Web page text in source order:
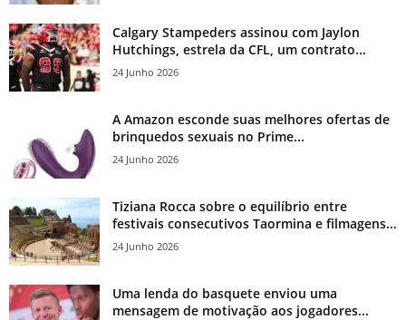
Calgary Stampeders assinou com Jaylon
Hutchings, estrela da CFL, um contrato...
24 Junho 2026
A Amazon esconde suas melhores ofertas de
brinquedos sexuais no Prime...
24 Junho 2026
Tiziana Rocca sobre o equilíbrio entre
festivais consecutivos Taormina e filmagens...
24 Junho 2026
Uma lenda do basquete enviou uma
mensagem de motivação aos jogadores...